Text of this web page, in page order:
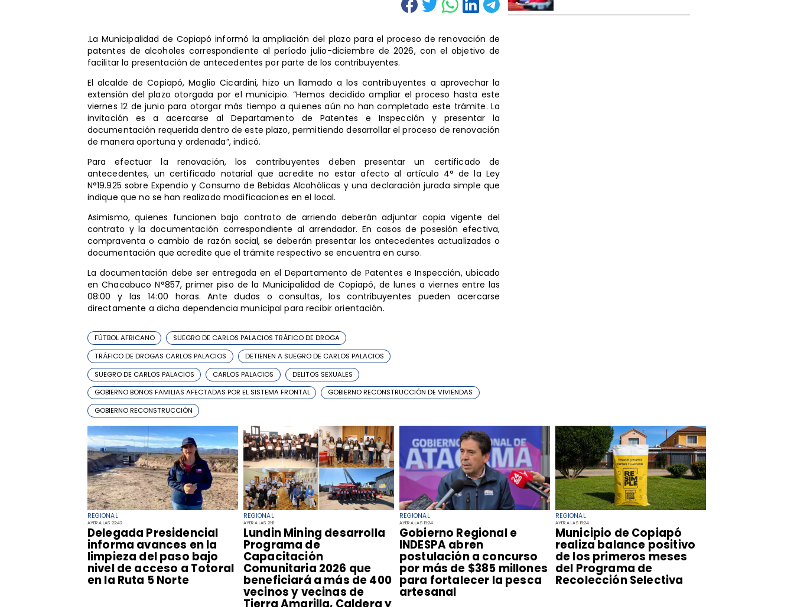
REGIONAL
AYER A LAS 22:42
​Delegada Presidencial
informa avances en la
limpieza del paso bajo
nivel de acceso a Totoral
en la Ruta 5 Norte
REGIONAL
AYER A LAS 21:11
​Lundin Mining desarrolla
Programa de
Capacitación
Comunitaria 2026 que
beneficiará a más de 400
vecinos y vecinas de
Tierra Amarilla, Caldera y
REGIONAL
AYER A LAS 19:24
​Gobierno Regional e
INDESPA abren
postulación a concurso
por más de $385 millones
para fortalecer la pesca
artesanal
REGIONAL
AYER A LAS 18:24
​Municipio de Copiapó
realiza balance positivo
de los primeros meses
del Programa de
Recolección Selectiva
.La Municipalidad de Copiapó informó la ampliación del plazo para el proceso de renovación de
patentes de alcoholes correspondiente al período julio-diciembre de 2026, con el objetivo de
facilitar la presentación de antecedentes por parte de los contribuyentes.
El alcalde de Copiapó, Maglio Cicardini, hizo un llamado a los contribuyentes a aprovechar la
extensión del plazo otorgada por el municipio. “Hemos decidido ampliar el proceso hasta este
viernes 12 de junio para otorgar más tiempo a quienes aún no han completado este trámite. La
invitación es a acercarse al Departamento de Patentes e Inspección y presentar la
documentación requerida dentro de este plazo, permitiendo desarrollar el proceso de renovación
de manera oportuna y ordenada”, indicó.
Para efectuar la renovación, los contribuyentes deben presentar un certificado de
antecedentes, un certificado notarial que acredite no estar afecto al artículo 4° de la Ley
N°19.925 sobre Expendio y Consumo de Bebidas Alcohólicas y una declaración jurada simple que
indique que no se han realizado modificaciones en el local.
Asimismo, quienes funcionen bajo contrato de arriendo deberán adjuntar copia vigente del
contrato y la documentación correspondiente al arrendador. En casos de posesión efectiva,
compraventa o cambio de razón social, se deberán presentar los antecedentes actualizados o
documentación que acredite que el trámite respectivo se encuentra en curso.
La documentación debe ser entregada en el Departamento de Patentes e Inspección, ubicado
en Chacabuco N°857, primer piso de la Municipalidad de Copiapó, de lunes a viernes entre las
08:00 y las 14:00 horas. Ante dudas o consultas, los contribuyentes pueden acercarse
directamente a dicha dependencia municipal para recibir orientación.
FÚTBOL AFRICANO
SUEGRO DE CARLOS PALACIOS TRÁFICO DE DROGA
TRÁFICO DE DROGAS CARLOS PALACIOS
DETIENEN A SUEGRO DE CARLOS PALACIOS
SUEGRO DE CARLOS PALACIOS
CARLOS PALACIOS
DELITOS SEXUALES
GOBIERNO BONOS FAMILIAS AFECTADAS POR EL SISTEMA FRONTAL
GOBIERNO RECONSTRUCCIÓN DE VIVIENDAS
GOBIERNO RECONSTRUCCIÓN